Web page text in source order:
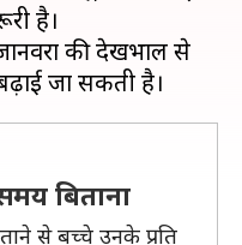
है।
की देखभाल से
बिताना
से बच्चे उनके प्रति